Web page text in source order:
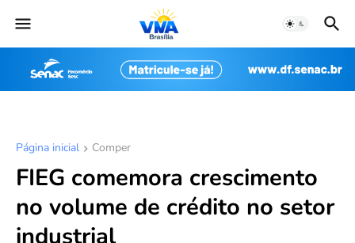
Página inicial Comper
FIEG comemora crescimento
no volume de crédito no setor
industrial